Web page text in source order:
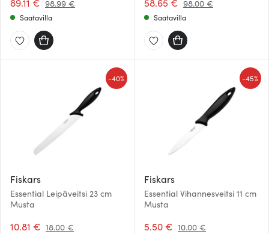
98.99 €
Saatavilla
98.00 €
Saatavilla
Fiskars
Essential Leipäveitsi 23 cm
Musta
10.81 € 18.00 €
-40%
Fiskars
Essential Vihannesveitsi 11 cm
Musta
5.50 € 10.00 €
-45%